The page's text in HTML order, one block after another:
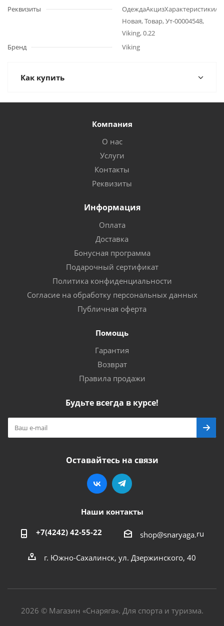
Реквизиты
ОдеждаАкцизХарактеристики/
Новая, Товар, Ут-00004548,
Viking, 0.22
Бренд
Viking
Как купить
Компания
О нас
Услуги
Контакты
Реквизиты
Информация
Оплата
Доставка
Бонусная программа
Подарочный сертификат
Политика конфиденциальности
Согласие на обработку персональных данных
Публичная оферта
Помощь
Гарантия
Возврат
Правила продажи
Будьте всегда в курсе!
Оставайтесь на связи
Наши контакты
+7(4242) 42-55-22 shop@snaryaga.ru
г. Южно-Сахалинск, ул. Дзержинского, 40
2026 © Магазин «Снаряга». Для спорта и туризма.